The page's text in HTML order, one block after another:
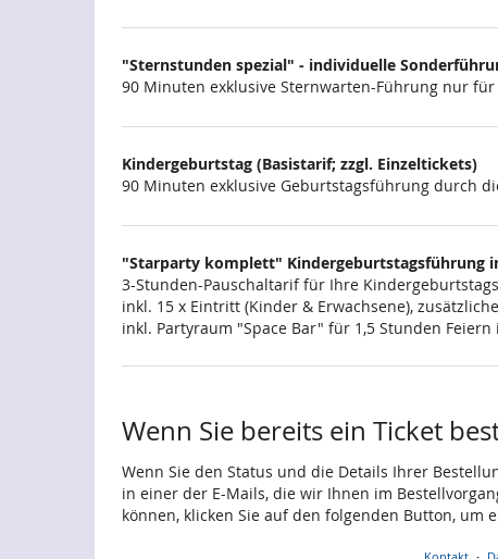
"Sternstunden spezial" - individuelle
90 Minuten exklusive Sternwarten-Führung nur
Kindergeburtstag (Basistarif; zzgl. Einzeltickets)
90 Minuten exklusive Geburtstagsführung durch
"Starparty komplett" Kindergeburtstagsführung
3-Stunden-Pauschaltarif für Ihre
inkl. 15 x Eintritt (Kinder & Erwachsene),
inkl. Partyraum "Space Bar" für 1,5 Stunden Feiern
Wenn Sie bereits ein Ticket
Wenn Sie den Status und die Details Ihrer
in einer der E-Mails, die wir Ihnen im
können, klicken Sie auf den folgenden Button, um